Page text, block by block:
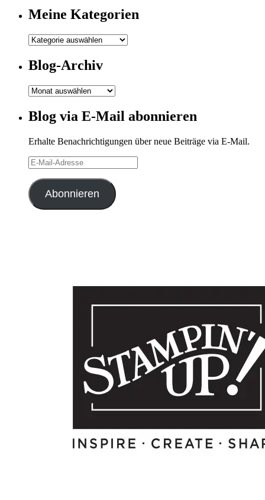
Meine Kategorien
Meine
Blog-Archiv
Blog-
Blog via E-Mail abonnieren
Erhalte Benachrichtigungen über neue Beiträge via E-Mail.
E-
Mail-
Adresse
Abonnieren